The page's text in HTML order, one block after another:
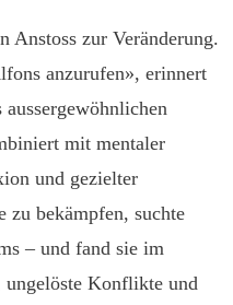
Anstoss zur Veränderung.
anzurufen», erinnert
mit mentaler
und gezielter
zu bekämpfen, suchte
– und fand sie im
ungelöste Konflikte und